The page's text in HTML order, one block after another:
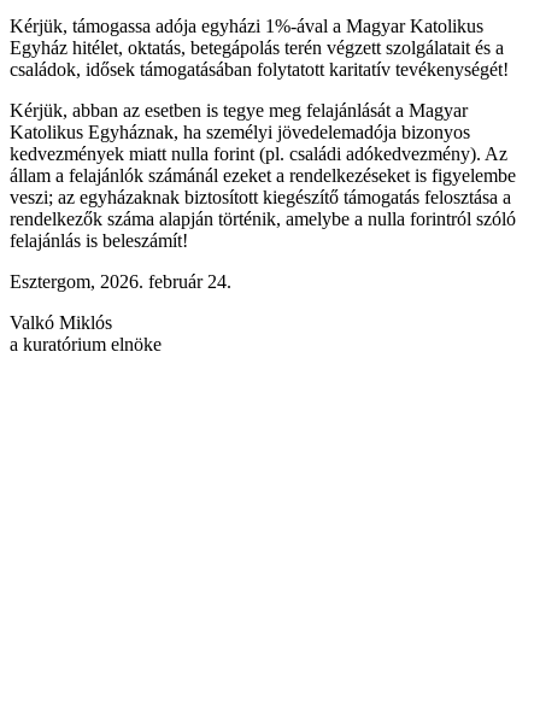
Kérjük, támogassa adója egyházi 1%-ával a Magyar Katolikus
Egyház hitélet, oktatás, betegápolás terén végzett szolgálatait és a
családok, idősek támogatásában folytatott karitatív tevékenységét!
Kérjük, abban az esetben is tegye meg felajánlását a Magyar
Katolikus Egyháznak, ha személyi jövedelemadója bizonyos
kedvezmények miatt nulla forint (pl. családi adókedvezmény). Az
állam a felajánlók számánál ezeket a rendelkezéseket is figyelembe
veszi; az egyházaknak biztosított kiegészítő támogatás felosztása a
rendelkezők száma alapján történik, amelybe a nulla forintról szóló
felajánlás is beleszámít!
Esztergom, 2026. február 24.
Valkó Miklós
a kuratórium elnöke